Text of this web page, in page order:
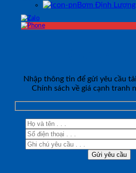
Bơm Định Lượng
Nhập thông tin để gửi yêu cầu
Chính sách về giá cạnh tranh